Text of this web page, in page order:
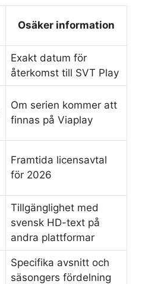
Osäker information
Exakt datum för
återkomst till SVT Play
Om serien kommer att
finnas på Viaplay
Framtida licensavtal
för 2026
Tillgänglighet med
svensk HD-text på
andra plattformar
Specifika avsnitt och
säsongers fördelning